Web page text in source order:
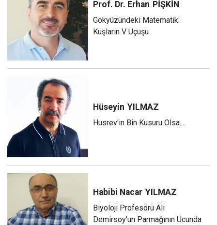
Prof. Dr. Erhan PİŞKİN
Gökyüzündeki Matematik:
Kuşların V Uçuşu
Hüseyin YILMAZ
Husrev'in Bin Kusuru Olsa...
Habibi Nacar YILMAZ
Biyoloji Profesörü Ali
Demirsoy'un Parmağının Ucunda